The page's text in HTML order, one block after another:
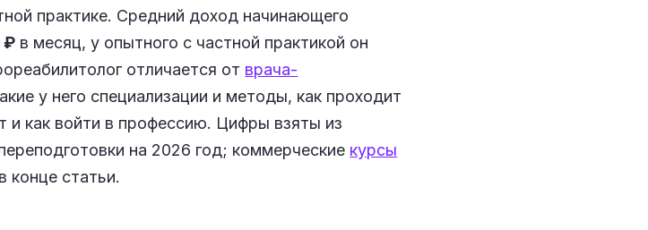
практике. Средний доход начинающего
₽ в месяц, у опытного с частной практикой он
отличается от врача-
у него специализации и методы, как проходит
и как войти в профессию. Цифры взяты из
на 2026 год; коммерческие курсы
конце статьи.